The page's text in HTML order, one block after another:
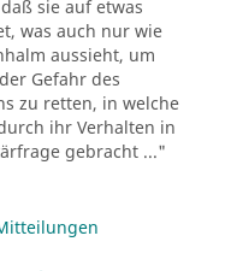
sie auf etwas
was auch nur wie
aussieht, um
Gefahr des
zu retten, in welche
ihr Verhalten in
gebracht ..."